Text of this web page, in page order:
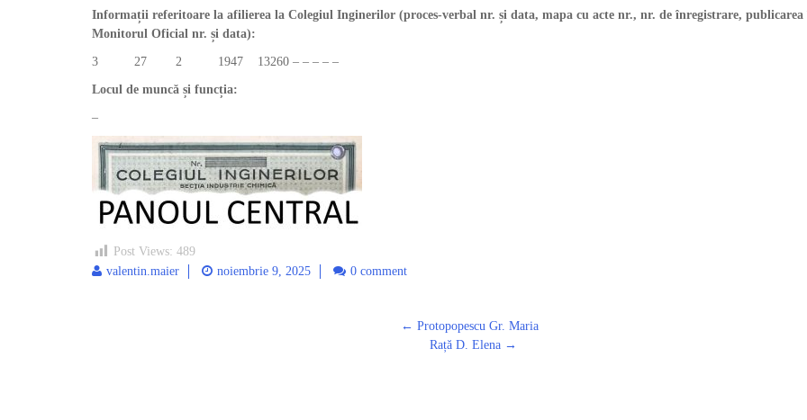
Informații referitoare la afilierea la Colegiul Inginerilor (proces-verbal nr. și data, mapa cu acte nr., nr. de înregistrare, publicarea
Monitorul Oficial nr. și data):
3 27 2 1947 13260 – – – – –
Locul de muncă și funcția:
–
Post Views: 489
valentin.maier
noiembrie 9, 2025 0 comment
← Protopopescu Gr. Maria
Rață D. Elena →